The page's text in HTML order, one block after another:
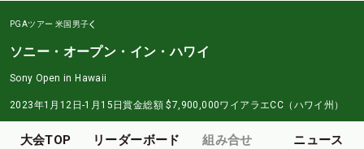
PGAツアー 米国男子
ソニー・オープン・イン・ハワイ
Sony Open in Hawaii
2023年1月12日-1月15日賞金総額 $7,900,000ワイアラエCC（ハワイ州）
大会TOP リーダーボード 組み合せ ニュース